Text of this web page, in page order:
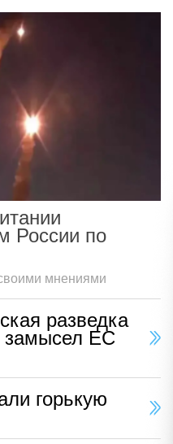
России по
мнениями
разведка
замысел ЕС
горькую